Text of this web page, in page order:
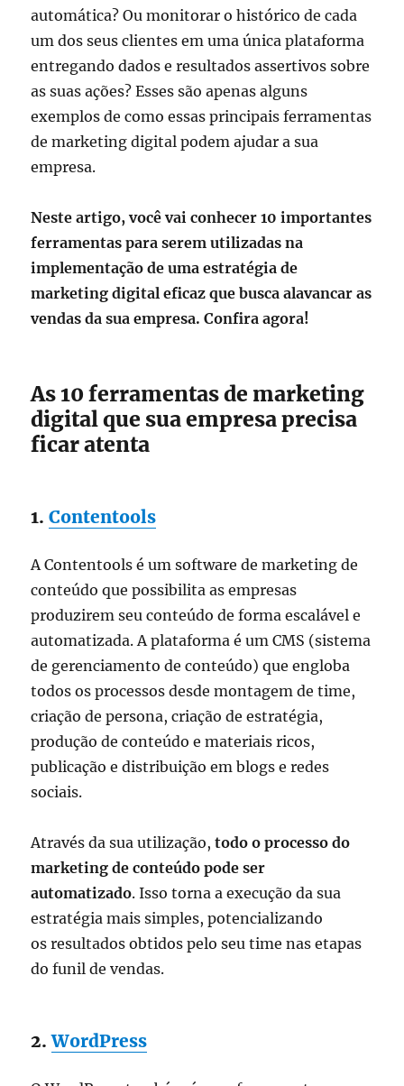
automática? Ou monitorar o histórico de cada
um dos seus clientes em uma única plataforma
entregando dados e resultados assertivos sobre
as suas ações? Esses são apenas alguns
exemplos de como essas principais ferramentas
de marketing digital podem ajudar a sua
empresa.
Neste artigo, você vai conhecer 10 importantes
ferramentas para serem utilizadas na
implementação de uma estratégia de
marketing digital eficaz que busca alavancar as
vendas da sua empresa. Confira agora!
As 10 ferramentas de marketing
digital que sua empresa precisa
ficar atenta
1.Contentools
A Contentools é um software de marketing de
conteúdo que possibilita as empresas
produzirem seu conteúdo de forma escalável e
automatizada. A plataforma é um CMS (sistema
de gerenciamento de conteúdo) que engloba
todos os processos desde montagem de time,
criação de persona, criação de estratégia,
produção de conteúdo e materiais ricos,
publicação e distribuição em blogs e redes
sociais.
Através da sua utilização,todo o processo do
marketing de conteúdo pode ser
automatizado. Isso torna a execução da sua
estratégia mais simples, potencializando
os resultados obtidos pelo seu time nas etapas
do funil de vendas.
2.WordPress